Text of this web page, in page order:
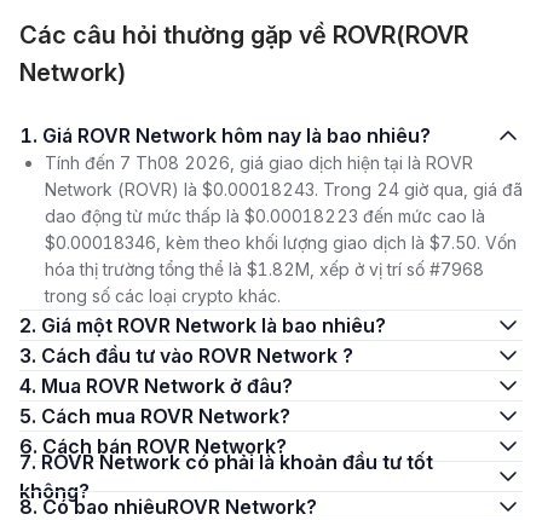
Các câu hỏi thường gặp về ROVR(ROVR
Network)
1. Giá ROVR Network hôm nay là bao nhiêu?
Tính đến 7 Th08 2026, giá giao dịch hiện tại là ROVR
Network (ROVR) là $0.00018243. Trong 24 giờ qua, giá đã
dao động từ mức thấp là $0.00018223 đến mức cao là
$0.00018346, kèm theo khối lượng giao dịch là $7.50. Vốn
hóa thị trường tổng thể là $1.82M, xếp ở vị trí số #7968
trong số các loại crypto khác.
2. Giá một ROVR Network là bao nhiêu?
3. Cách đầu tư vào ROVR Network ?
4. Mua ROVR Network ở đâu?
5. Cách mua ROVR Network?
6. Cách bán ROVR Network?
7. ROVR Network có phải là khoản đầu tư tốt
không?
8. Có bao nhiêuROVR Network?